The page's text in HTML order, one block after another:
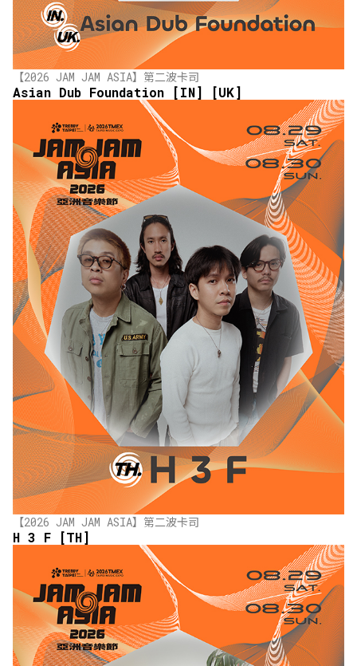
【2026 JAM JAM ASIA】第二波卡司
Asian Dub Foundation [IN] [UK]
【2026 JAM JAM ASIA】第二波卡司
H 3 F [TH]